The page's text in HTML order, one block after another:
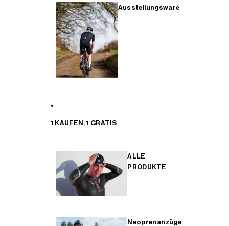
Ausstellungsware
1 KAUFEN, 1 GRATIS
ALLE
PRODUKTE
Neoprenanzüge